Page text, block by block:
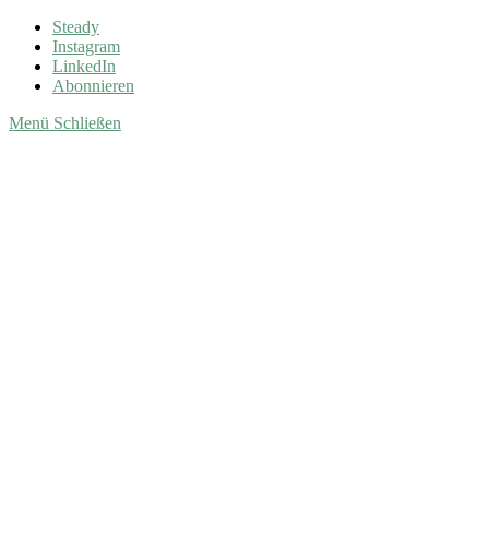
Steady
Instagram
LinkedIn
Abonnieren
Menü Schließen